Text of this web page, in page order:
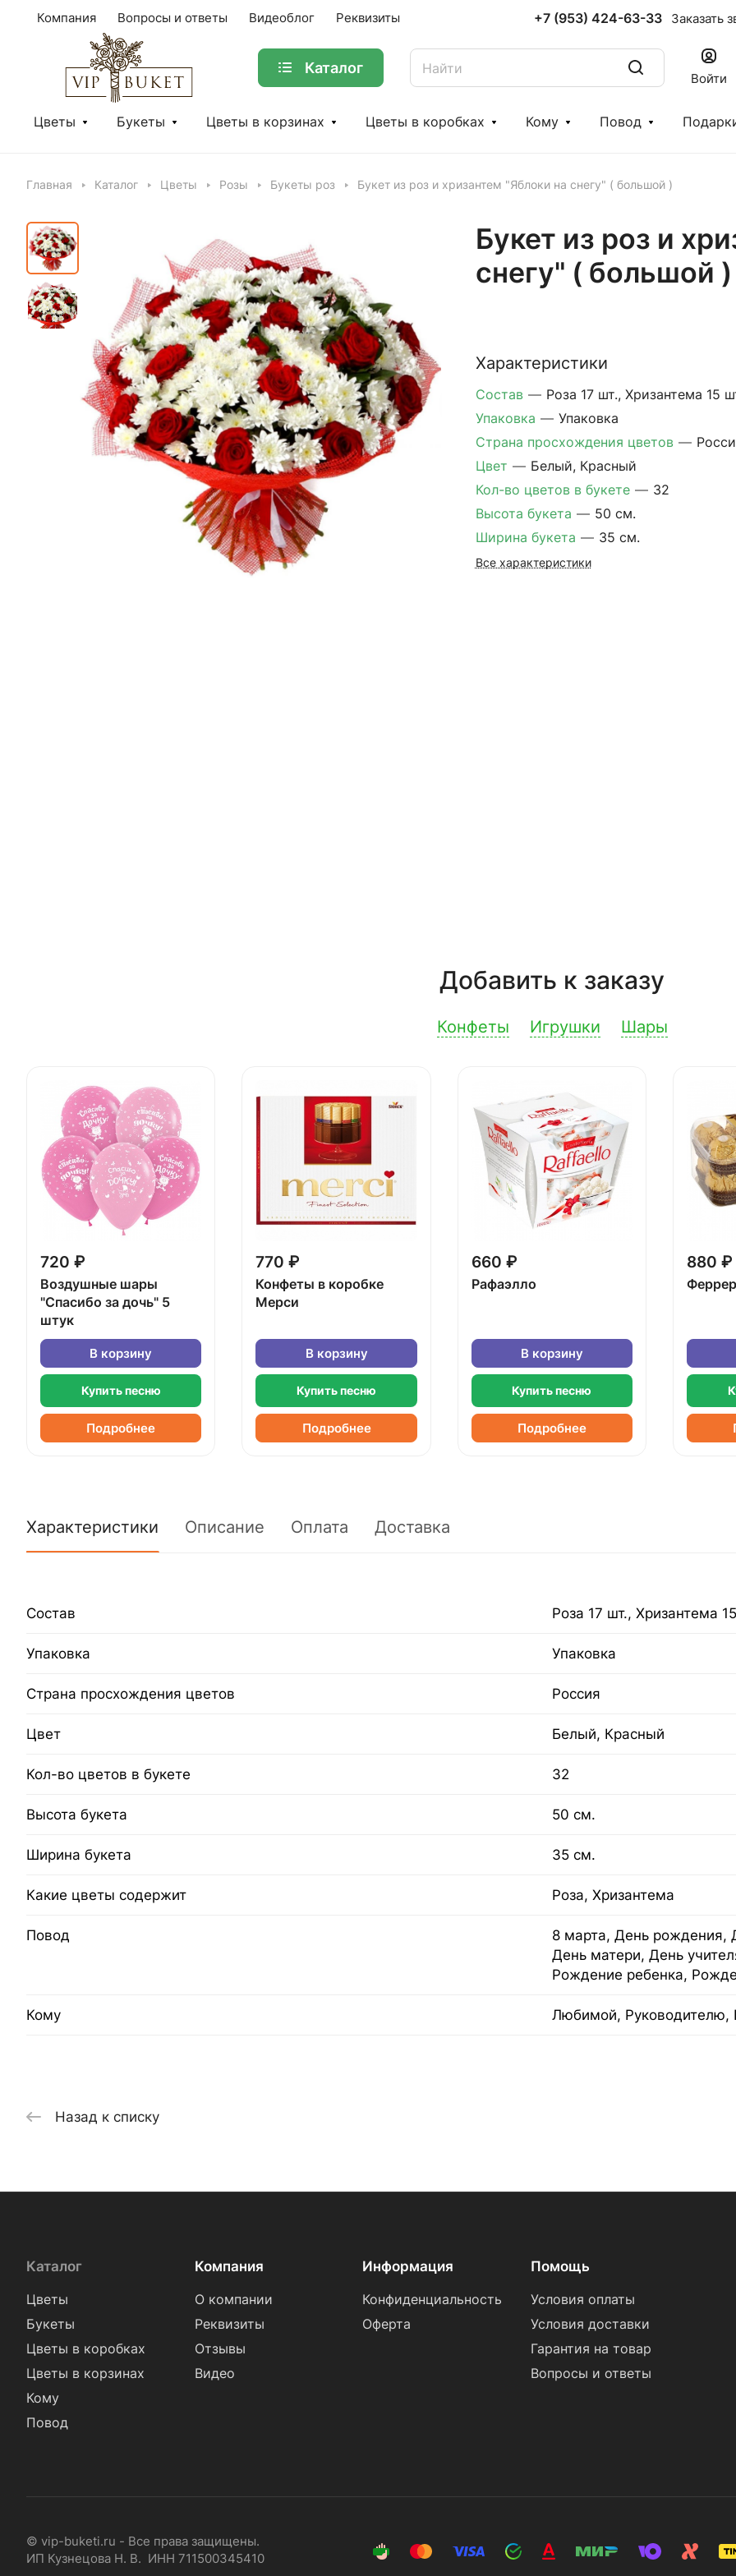
Компания Вопросы и ответы Видеоблог Реквизиты +7 (953) 424-63-33 Заказать
Каталог
Войти
Цветы Букеты Цветы в корзинах Цветы в коробках Кому Повод
Главная Каталог Цветы Розы Букеты роз Букет из роз и хризантем "Яблоки на снегу" ( большой )
Букет из роз и
снегу" ( большой )
Характеристики
Состав — Роза 17 шт., Хризантема 15
Упаковка — Упаковка
Страна просхождения цветов —
Цвет — Белый, Красный
Кол-во цветов в букете — 32
Высота букета — 50 см.
Ширина букета — 35 см.
Все характеристики
Добавить к заказу
Конфеты Игрушки Шары
720 ₽
Воздушные шары
"Спасибо за дочь" 5
штук
В корзину
Купить песню
Подробнее
770 ₽
Конфеты в коробке
Мерси
В корзину
Купить песню
Подробнее
660 ₽
Рафаэлло
В корзину
Купить песню
Подробнее
880 ₽
Характеристики Описание Оплата Доставка
Состав Роза 17 шт., Хризантема
Упаковка Упаковка
Страна просхождения цветов Россия
Цвет Белый, Красный
Кол-во цветов в букете 32
Высота букета 50 см.
Ширина букета 35 см.
Какие цветы содержит Роза, Хризантема
Повод
8 марта, День рождения,
День матери, День
Рождение ребенка,
Кому Любимой,
Назад к списку
Каталог
Цветы
Букеты
Цветы в коробках
Цветы в корзинах
Кому
Повод
Компания
О компании
Реквизиты
Отзывы
Видео
Информация
Конфиденциальность
Оферта
Помощь
Условия оплаты
Условия доставки
Гарантия на товар
Вопросы и ответы
© vip-buketi.ru - Все права защищены.
ИП Кузнецова Н. В. ИНН 711500345410